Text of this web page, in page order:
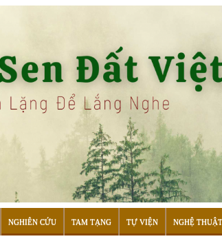
NGHIÊN CỨU TAM TẠNG TỰ VIỆN NGHỆ THUẬT